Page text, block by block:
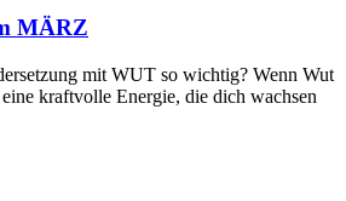
MÄRZ
mit WUT so wichtig? Wenn Wut
kraftvolle Energie, die dich wachsen